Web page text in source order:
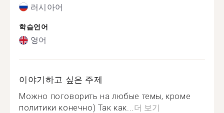
러시아어
학습언어
영어
이야기하고 싶은 주제
Можно поговорить на любые темы, кроме
политики конечно) Так как...더 보기